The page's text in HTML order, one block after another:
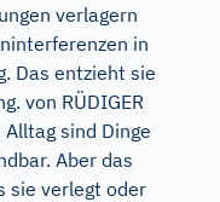
verlagern
in
Das entzieht sie
von RÜDIGER
sind Dinge
Aber das
sie verlegt oder